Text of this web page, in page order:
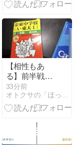
【相性もあ
る】前半戦最
後は栄東中の
過去問
33分前
オトクサの「ほったらかし受験」